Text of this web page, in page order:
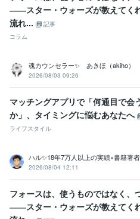
――スター・ウォーズが教えてく
流れ...
記事
コラム
魂カウンセラー✨ あきほ（akiho）
2026/08/03 09:26
マッチングアプリで「何通目で会
か」、タイミングに悩むあなたへ
ライフスタイル
ハル✨18年7万人以上の実績×書籍著者
2026/08/04 12:11
フォースは、使うものではなく、
――スター・ウォーズが教えてく